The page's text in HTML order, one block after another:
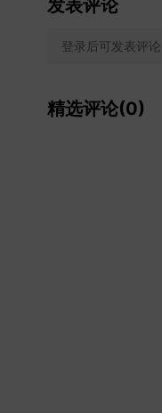
发表评论
登录后可发表评论
精选评论(0)